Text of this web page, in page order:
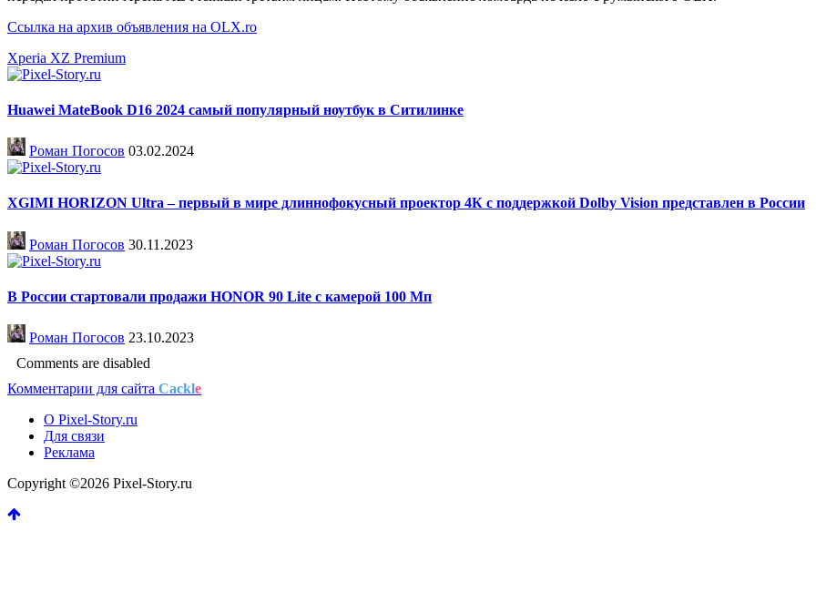
Ссылка на архив объявления на OLX.ro
Xperia XZ Premium
Huawei MateBook D16 2024 самый популярный ноутбук в Ситилинке
Роман Погосов 03.02.2024
XGIMI HORIZON Ultra – первый в мире длиннофокусный проектор 4К с поддержкой Dolby Vision представлен в России
Роман Погосов 30.11.2023
В России стартовали продажи HONOR 90 Lite с камерой 100 Мп
Роман Погосов 23.10.2023
Comments are disabled
Комментарии для сайта Cackle
О Pixel-Story.ru
Для связи
Реклама
Copyright ©2026 Pixel-Story.ru